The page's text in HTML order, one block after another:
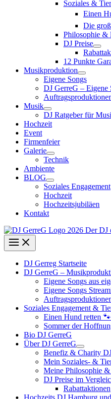
Soziales &
Einen
Die
Philosophie &
DJ Preise
12 Punkte
Musikproduktion
Eigene Songs
DJ GerreG – Eigene
Musik
DJ Ratgeber für
Hochzeit
Event
Firmenfeier
Galerie
Technik
Ambiente
BLOG
Soziales Engagement
Hochzeit
Hochzeitsjubiläen
Kontakt
DJ Gerreg Startseite
DJ GerreG –
Eigene Songs aus
Eigene Songs
Soziales Engagement &
Einen Hund retten
Sommer der
Bio DJ GerreG
Über DJ GerreG
Benefiz & Charity
Mein Soziales- &
Meine Philosophie
DJ Preise im
Rabattaktionen
Hochzeits DJ Hamburg